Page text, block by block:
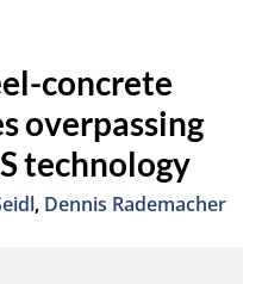
concrete
overpassing
technology
, Dennis Rademacher